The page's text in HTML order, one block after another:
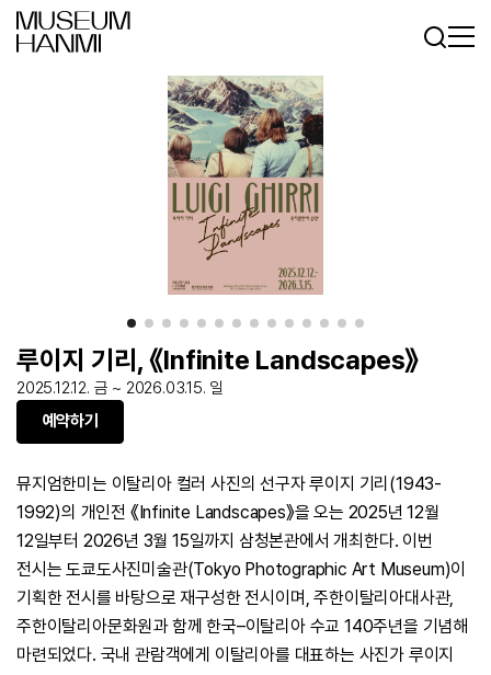
루이지 기리, 《Infinite Landscapes》
2025.12.12. 금 ~ 2026.03.15. 일
예약하기
뮤지엄한미는 이탈리아 컬러 사진의 선구자 루이지 기리 (1943-
1992)의 개인전 《Infinite Landscapes》을 오는 2025년12월
12일부터 2026년 3월 15일까지 삼청본관에서 개최한다. 이번
전시는 도쿄도사진미술관(Tokyo Photographic Art Museum)이
기획한 전시를 바탕으로 재구성한 전시이며 ,주한이탈리아대사관,
주한이탈리아문화원과 함께 한국–이탈리아 수교 140주년을 기념해
마련되었다. 국내 관람객에게 이탈리아를 대표하는 사진가 루이지